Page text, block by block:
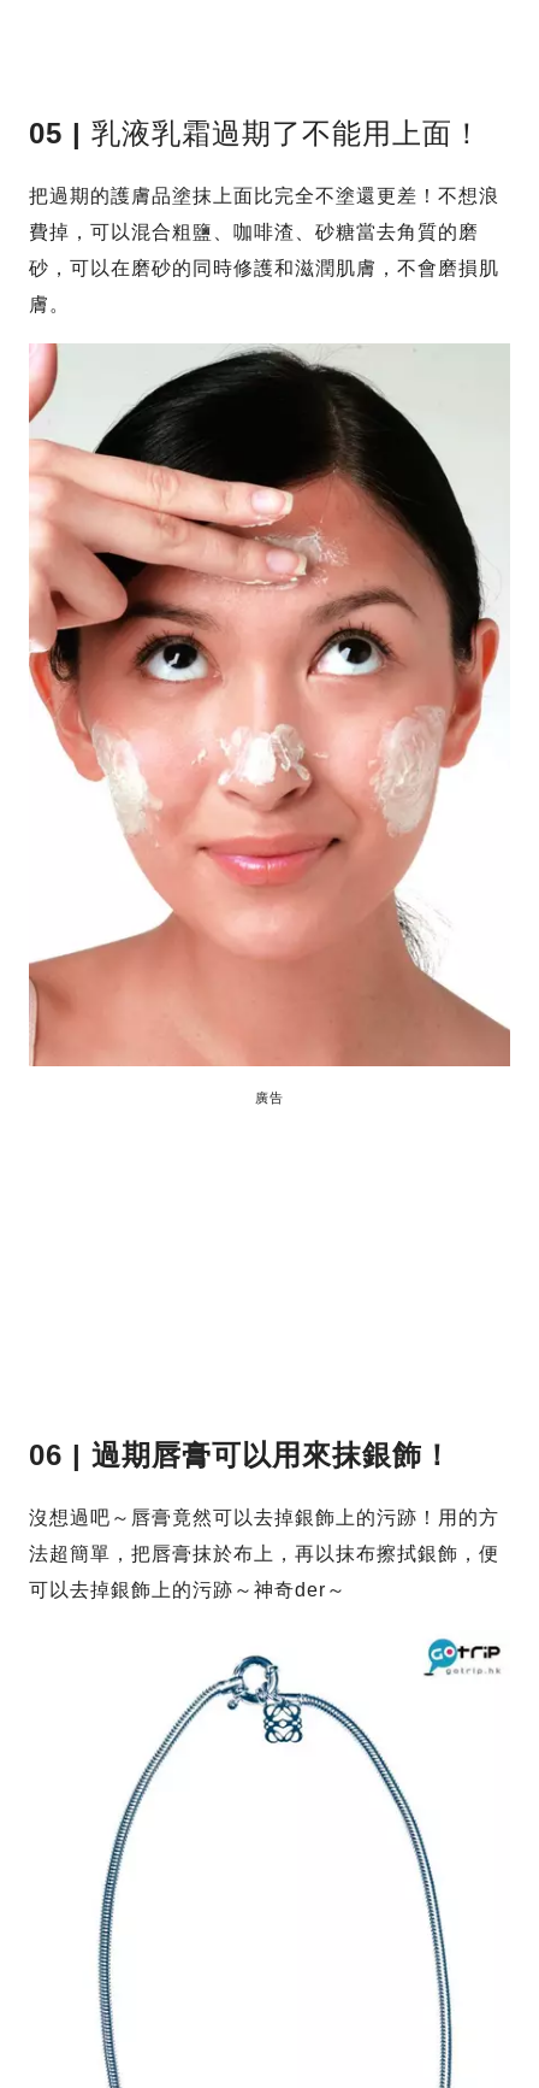
05 | 乳液乳霜過期了不能用上面！
把過期的護膚品塗抹上面比完全不塗還更差！不想浪
費掉，可以混合粗鹽、咖啡渣、砂糖當去角質的磨
砂，可以在磨砂的同時修護和滋潤肌膚，不會磨損肌
膚。
廣告
06 | 過期唇膏可以用來抹銀飾！
沒想過吧～唇膏竟然可以去掉銀飾上的污跡！用的方
法超簡單，把唇膏抹於布上，再以抹布擦拭銀飾，便
可以去掉銀飾上的污跡～神奇der～